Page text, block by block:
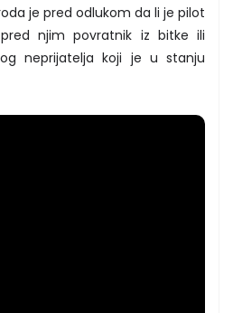
je pred odlukom da li je pilot
njim povratnik iz bitke ili
neprijatelja koji je u stanju